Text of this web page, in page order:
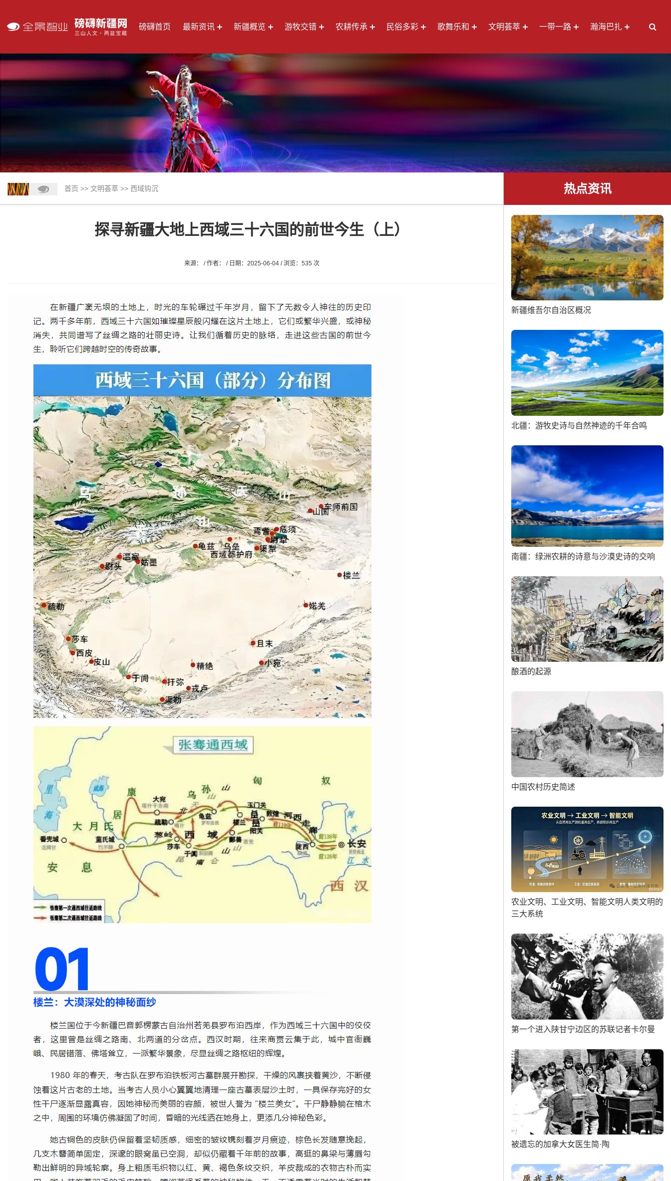
磅礴首页 最新资讯 新疆概览 游牧交错 农耕传承 民俗多彩 歌舞乐和 文明荟萃 一带一路 瀚海巴扎
首页 >> 文明荟萃 >> 西域钩沉
探寻新疆大地上西域三十六国的前世今生（上）
来源： / 作者： / 日期：2025-06-04 / 浏览：535 次
热点资讯
新疆维吾尔自治区概况
北疆：游牧史诗与自然神迹的千年合鸣
南疆：绿洲农耕的诗意与沙漠史诗的交响
酿酒的起源
中国农村历史简述
农业文明、工业文明、智能文明人类文明的
三大系统
第一个进入陕甘宁边区的苏联记者卡尔曼
被遗忘的加拿大女医生简·陶